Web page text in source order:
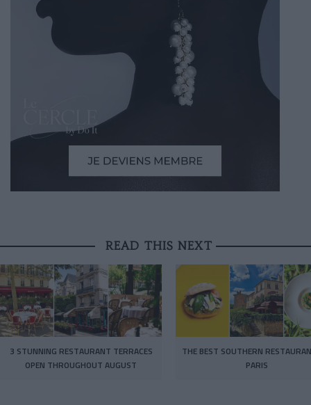
READ THIS NEXT
3 STUNNING RESTAURANT TERRACES
OPEN THROUGHOUT AUGUST
THE BEST SOUTHERN
PARIS